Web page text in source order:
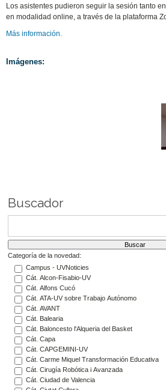
Los asistentes pudieron seguir la sesión tanto
en modalidad online, a través de la plataforma
Más información.
Imágenes:
Buscador
Categoría de la novedad:
Campus - UVNoticies
Cát. Alcon-Fisabio-UV
Cát. Alfons Cucó
Cát. ATA-UV sobre Trabajo Autónomo
Cát. AVANT
Cát. Balearia
Cát. Baloncesto l'Alqueria del Basket
Cát. Capa
Cát. CAPGEMINI-UV
Cát. Carme Miquel Transformación Educativa
Cát. Cirugía Robótica i Avanzada
Cát. Ciudad de Valencia